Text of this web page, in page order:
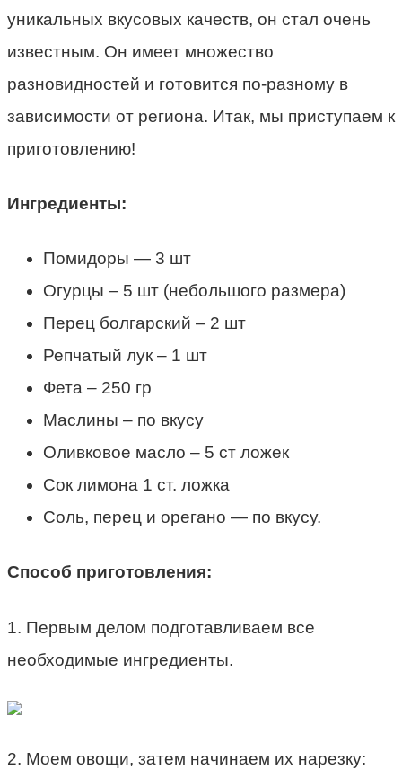
уникальных вкусовых качеств, он стал очень
известным. Он имеет множество
разновидностей и готовится по-разному в
зависимости от региона. Итак, мы приступаем к
приготовлению!
Ингредиенты:
Помидоры — 3 шт
Огурцы – 5 шт (небольшого размера)
Перец болгарский – 2 шт
Репчатый лук – 1 шт
Фета – 250 гр
Маслины – по вкусу
Оливковое масло – 5 ст ложек
Сок лимона 1 ст. ложка
Соль, перец и орегано — по вкусу.
Способ приготовления:
1. Первым делом подготавливаем все
необходимые ингредиенты.
2. Моем овощи, затем начинаем их нарезку: